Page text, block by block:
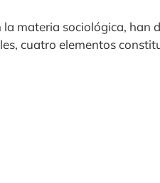
materia sociológica, han
cuatro elementos